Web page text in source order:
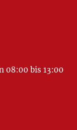
08:00 bis 13:00